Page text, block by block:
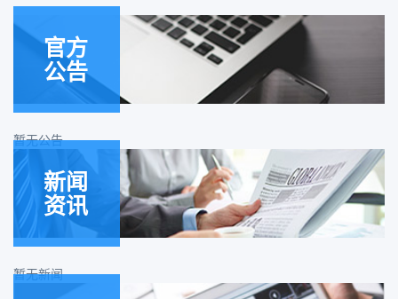
官方
公告
暂无公告
新闻
资讯
暂无新闻